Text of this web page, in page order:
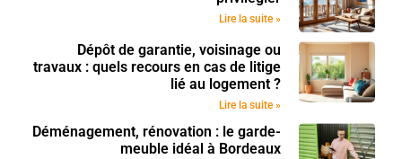
Lire la suite »
Dépôt de garantie, voisinage ou
travaux : quels recours en cas de litige
lié au logement ?
Lire la suite »
Déménagement, rénovation : le garde-
meuble idéal à Bordeaux